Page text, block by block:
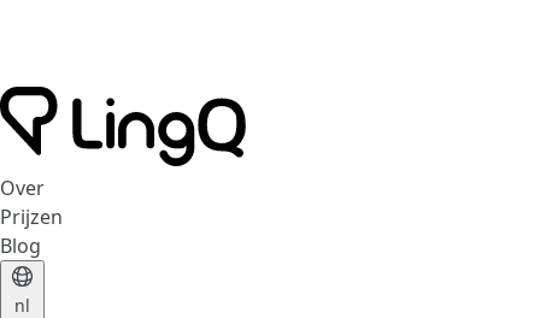
Over
Prijzen
Blog
nl